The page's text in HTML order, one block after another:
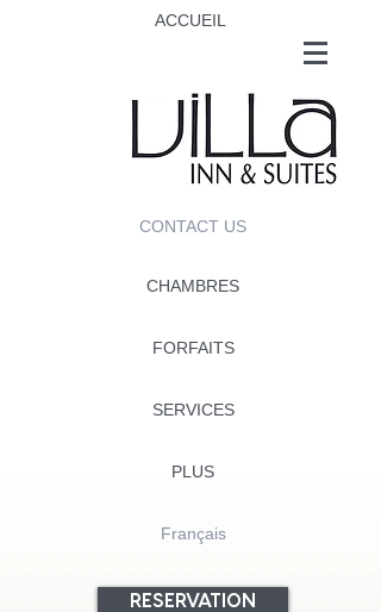
ACCUEIL
CONTACT US
CHAMBRES
FORFAITS
SERVICES
PLUS
Français
RESERVATION